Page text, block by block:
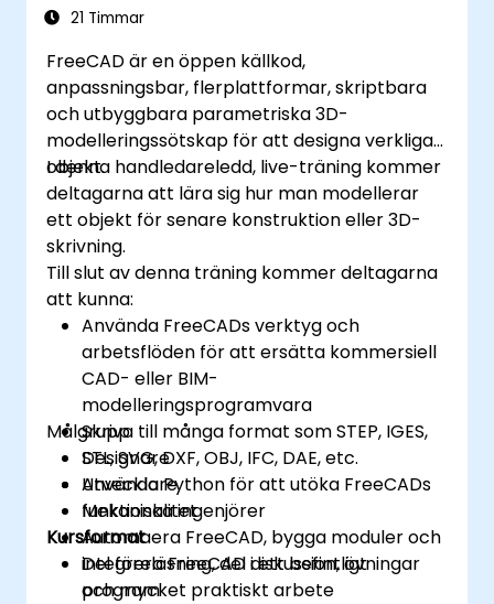
21 Timmar
FreeCAD är en öppen källkod,
anpassningsbar, flerplattformar, skriptbara
och utbyggbara parametriska 3D-
modelleringssötskap för att designa verkliga
objekt.
I denna handledareledd, live-träning kommer
deltagarna att lära sig hur man modellerar
ett objekt för senare konstruktion eller 3D-
skrivning.
Till slut av denna träning kommer deltagarna
att kunna:
Använda FreeCADs verktyg och
arbetsflöden för att ersätta kommersiell
CAD- eller BIM-
modelleringsprogramvara
Skriva till många format som STEP, IGES,
STL, SVG, DXF, OBJ, IFC, DAE, etc.
Använda Python för att utöka FreeCADs
funktionalitet
Automaera FreeCAD, bygga moduler och
integrera FreeCAD i ett befintligt
program
Målgrupp
Designare
Utvecklare
Mekaniska ingenjörer
Kursformat
Del föreläsning, del diskussion, övningar
och mycket praktiskt arbete